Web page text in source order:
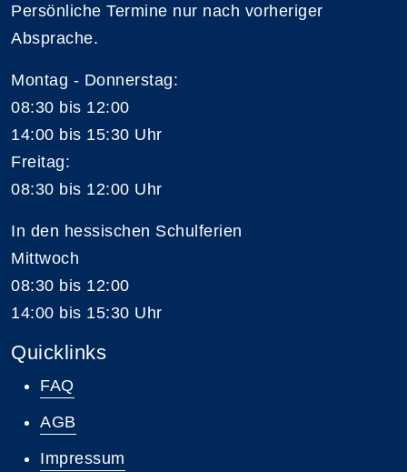
Persönliche Termine nur nach vorheriger
Absprache.
Montag - Donnerstag:
08:30 bis 12:00
14:00 bis 15:30 Uhr
Freitag:
08:30 bis 12:00 Uhr
In den hessischen Schulferien
Mittwoch
08:30 bis 12:00
14:00 bis 15:30 Uhr
Quicklinks
FAQ
AGB
Impressum